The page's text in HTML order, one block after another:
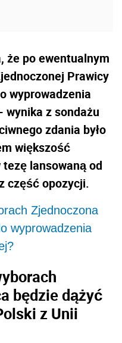
że po ewentualnym
Prawicy
wyprowadzenia
wynika zsondażu
zdania było
większość
lansowaną od
część opozycji.
Zjednoczona
wyprowadzenia
będzie dążyć
z Unii